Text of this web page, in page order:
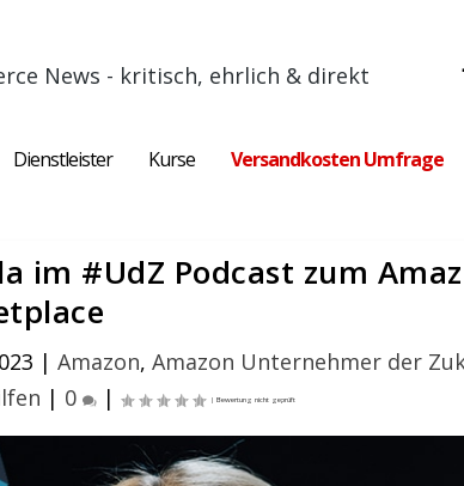
News - kritisch, ehrlich & direkt
Dienstleister Kurse Versandkosten Umfrage
im #UdZ Podcast zum
| Amazon, Amazon Unternehmer der
| 0 |